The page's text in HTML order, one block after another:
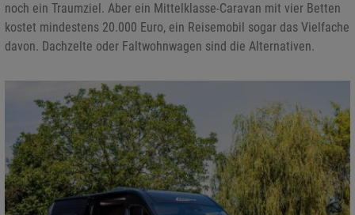
noch ein Traumziel. Aber ein Mittelklasse-Caravan mit vier Betten
kostet mindestens 20.000 Euro, ein Reisemobil sogar das Vielfache
davon. Dachzelte oder Faltwohnwagen sind die Alternativen.